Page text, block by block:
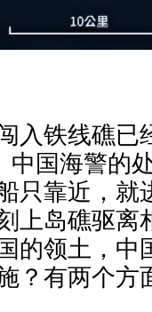
入铁线礁已
中国海警的
只靠近，就
上岛礁驱离
的领土，中
？有两个方